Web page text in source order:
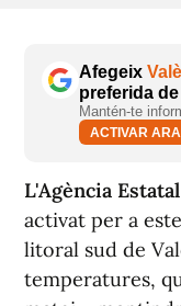
Afegeix
preferida
Mantén-te
ACTIVAR ARA
L'Agència
activat per a
litoral sud de
temperatures,